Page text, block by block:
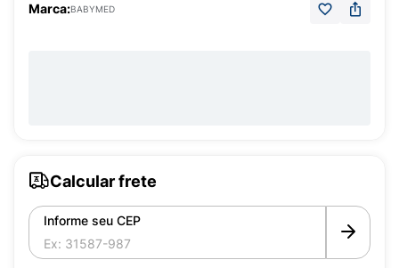
Marca:BABYMED
Calcular frete
Informe seu CEP